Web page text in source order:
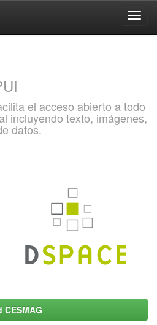
el acceso abierto a todo
incluyendo texto, imágenes,
datos.